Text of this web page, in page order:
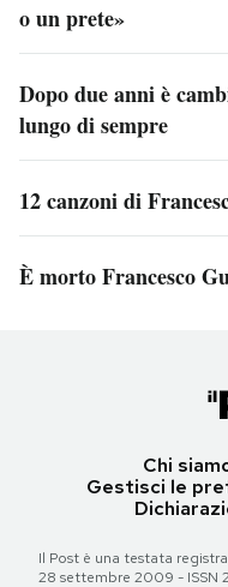
o un prete»
Dopo due anni è
lungo di sempre
12 canzoni di
È morto Francesco
Chi
Gestisci le
Il Post è una testata
28 settembre 2009 - ISSN